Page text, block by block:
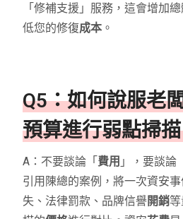
「修補支援」服務，這會增加
低您的修復成本 。
Q5：如何說服老
預算進行弱點掃
A：不要談論「 費用 」，要談論
引用陳總的案例，將一次資安
失、法律罰款、品牌信譽開銷